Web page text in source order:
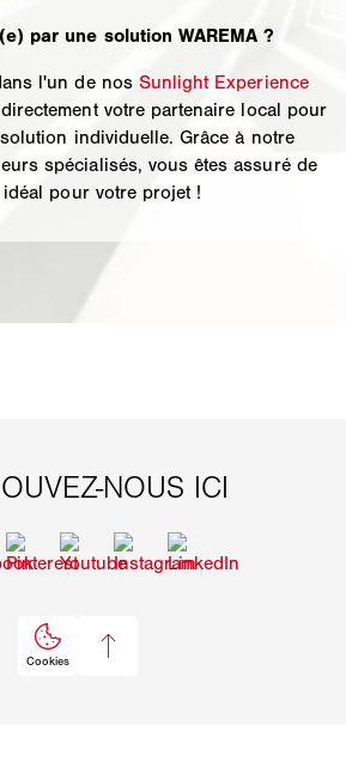
par une solution WAREMA ?
l'un de nos Sunlight Experience
votre partenaire local pour
individuelle. Grâce à notre
spécialisés, vous êtes assuré de
pour votre projet !